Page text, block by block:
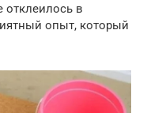
отклеилось в
опыт, который